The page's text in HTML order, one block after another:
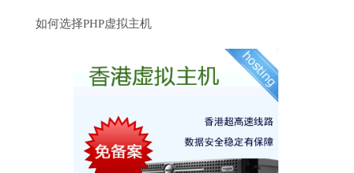
如何选择PHP虚拟主机